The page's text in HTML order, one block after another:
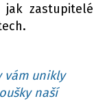
zastupitelé
vám unikly
naší